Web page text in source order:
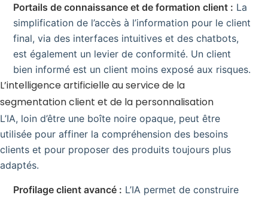
Portails de connaissance et de formation client : La
simplification de l’accès à l’information pour le client
final, via des interfaces intuitives et des chatbots,
est également un levier de conformité. Un client
bien informé est un client moins exposé aux risques.
L’intelligence artificielle au service de la
segmentation client et de la personnalisation
L’IA, loin d’être une boîte noire opaque, peut être
utilisée pour affiner la compréhension des besoins
clients et pour proposer des produits toujours plus
adaptés.
Profilage client avancé : L’IA permet de construire